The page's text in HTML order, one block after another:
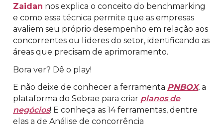
Zaidan nos explica o conceito do benchmarking
e como essa técnica permite que as empresas
avaliem seu próprio desempenho em relação aos
concorrentes ou líderes do setor, identificando as
áreas que precisam de aprimoramento.
Bora ver? Dê o play!
E não deixe de conhecer a ferramenta PNBOX, a
plataforma do Sebrae para criar planos de
negócios! E conheça as 14 ferramentas, dentre
elas a de Análise de concorrência